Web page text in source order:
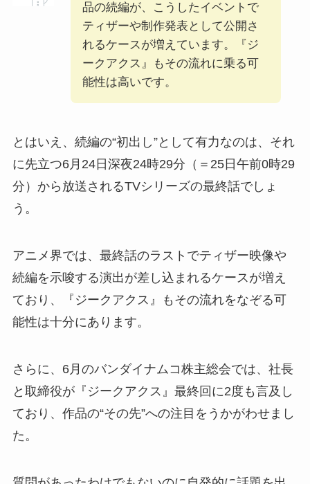
品の続編が、こうしたイベントで
ティザーや制作発表として公開さ
れるケースが増えています。『ジ
ークアクス』もその流れに乗る可
能性は高いです。
とはいえ、続編の“初出し”として有力なのは、それ
に先立つ6月24日深夜24時29分（＝25日午前0時29
分）から放送されるTVシリーズの最終話でしょ
う。
アニメ界では、最終話のラストでティザー映像や
続編を示唆する演出が差し込まれるケースが増え
ており、『ジークアクス』もその流れをなぞる可
能性は十分にあります。
さらに、6月のバンダイナムコ株主総会では、社長
と取締役が『ジークアクス』最終回に2度も言及し
ており、作品の“その先”への注目をうかがわせまし
た。